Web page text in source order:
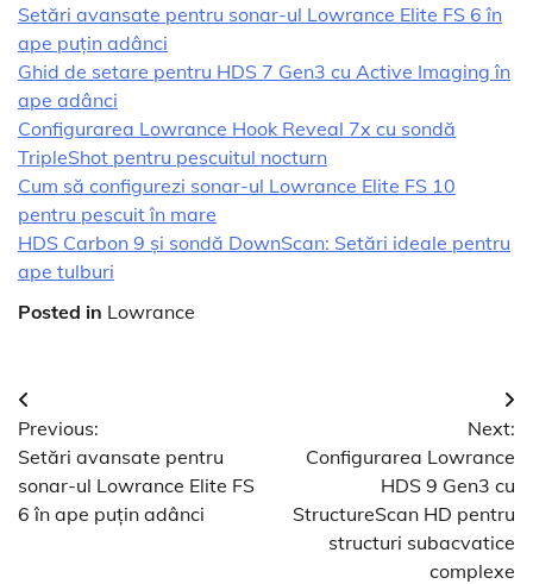
Setări avansate pentru sonar-ul Lowrance Elite FS 6 în
ape puțin adânci
Ghid de setare pentru HDS 7 Gen3 cu Active Imaging în
ape adânci
Configurarea Lowrance Hook Reveal 7x cu sondă
TripleShot pentru pescuitul nocturn
Cum să configurezi sonar-ul Lowrance Elite FS 10
pentru pescuit în mare
HDS Carbon 9 și sondă DownScan: Setări ideale pentru
ape tulburi
Posted in Lowrance
Navigare
în
articole
Previous:
Setări avansate pentru
sonar-ul Lowrance Elite FS
6 în ape puțin adânci
Next:
Configurarea Lowrance
HDS 9 Gen3 cu
StructureScan HD pentru
structuri subacvatice
complexe